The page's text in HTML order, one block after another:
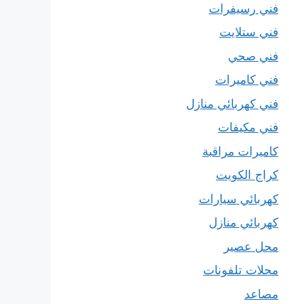
فني رسيفرات
فني ستلايت
فني صحي
فني كاميرات
فني كهربائي منازل
فني مكيفات
كاميرات مراقبة
كراج الكويت
كهربائي سيارات
كهربائي منازل
محل عصير
محلات تلفونات
مصاعد